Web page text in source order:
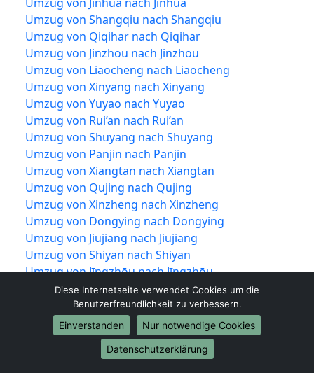
Umzug von Shangqiu nach Shangqiu
Umzug von Qiqihar nach Qiqihar
Umzug von Jinzhou nach Jinzhou
Umzug von Liaocheng nach Liaocheng
Umzug von Xinyang nach Xinyang
Umzug von Yuyao nach Yuyao
Umzug von Rui’an nach Rui’an
Umzug von Shuyang nach Shuyang
Umzug von Panjin nach Panjin
Umzug von Xiangtan nach Xiangtan
Umzug von Qujing nach Qujing
Umzug von Xinzheng nach Xinzheng
Umzug von Dongying nach Dongying
Umzug von Jiujiang nach Jiujiang
Umzug von Shiyan nach Shiyan
Umzug von Jīngzhōu nach Jīngzhōu
Umzug von Yueqing nach Yueqing
Umzug von Tengzhou nach Tengzhou
Umzug von Nan’an nach Nan’an
Umzug von Puning nach Puning
Umzug von Guigang nach Guigang
Diese Internetseite verwendet Cookies um die
Benutzerfreundlichkeit zu verbessern.
Einverstanden
Nur notwendige Cookies
Datenschutzerklärung